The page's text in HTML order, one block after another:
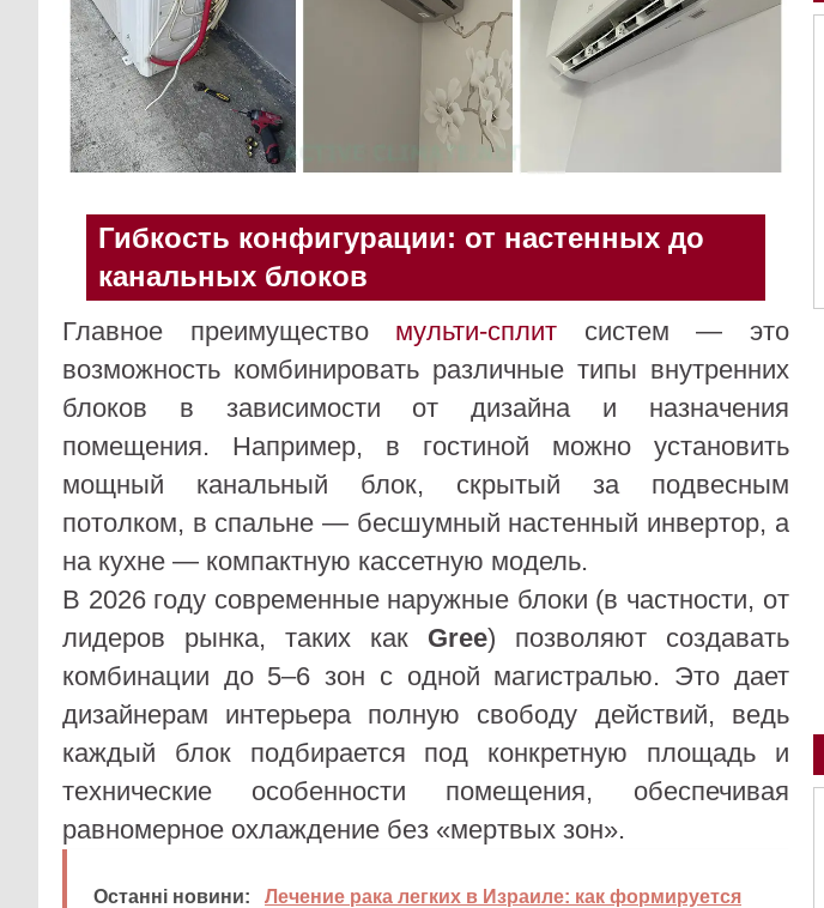
Гибкость конфигурации: от настенных до
канальных блоков
Главное преимущество мульти-сплит систем — это
возможность комбинировать различные типы внутренних
блоков в зависимости от дизайна и назначения
помещения. Например, в гостиной можно установить
мощный канальный блок, скрытый за подвесным
потолком, в спальне — бесшумный настенный инвертор, а
на кухне — компактную кассетную модель.
В 2026 году современные наружные блоки (в частности, от
лидеров рынка, таких как Gree) позволяют создавать
комбинации до 5–6 зон с одной магистралью. Это дает
дизайнерам интерьера полную свободу действий, ведь
каждый блок подбирается под конкретную площадь и
технические особенности помещения, обеспечивая
равномерное охлаждение без «мертвых зон».
Останні новини:
Лечение рака легких в Израиле: как формируется